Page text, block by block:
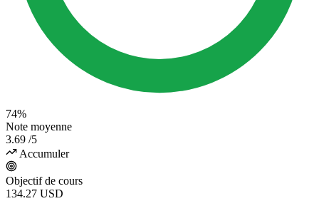
74%
Note moyenne
3.69 /5
Accumuler
Objectif de cours
134.27 USD